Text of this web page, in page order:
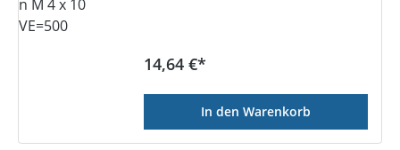
Regulärer Preis:
14,64 €*
In den Warenkorb